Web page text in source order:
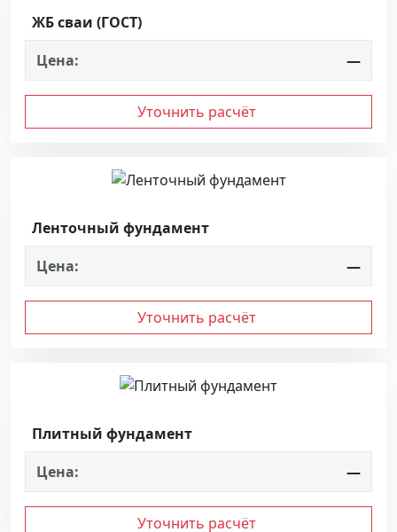
ЖБ сваи (ГОСТ)
Цена:
—
Уточнить расчёт
Ленточный фундамент
Цена:
—
Уточнить расчёт
Плитный фундамент
Цена:
—
Уточнить расчёт